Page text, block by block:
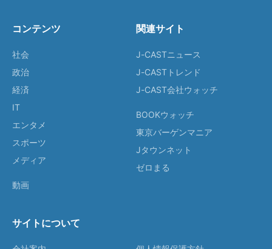
コンテンツ
社会
政治
経済
IT
エンタメ
スポーツ
メディア
動画
関連サイト
J-CASTニュース
J-CASTトレンド
J-CAST会社ウォッチ
BOOKウォッチ
東京バーゲンマニア
Jタウンネット
ゼロまる
サイトについて